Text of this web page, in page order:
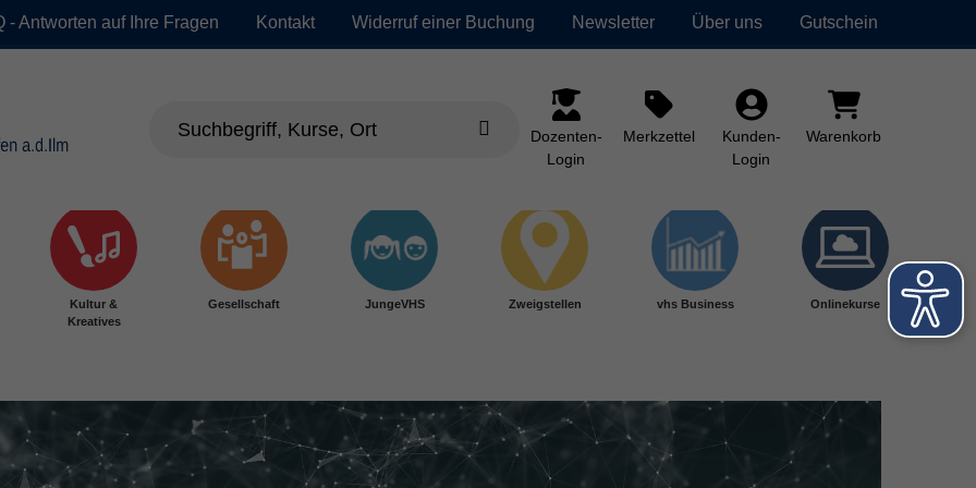
- Antworten auf Ihre Fragen Kontakt Widerruf einer Buchung Newsletter Über uns Gutschein
Dozenten-
Login
Merkzettel
Kunden-
Login
Warenkorb
Kultur &
Kreatives
Gesellschaft JungeVHS Zweigstellen vhs Business Onlinekurse